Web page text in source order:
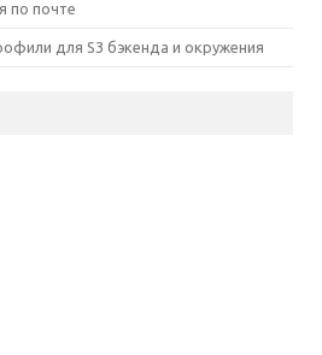
по почте
для S3 бэкенда и окружения